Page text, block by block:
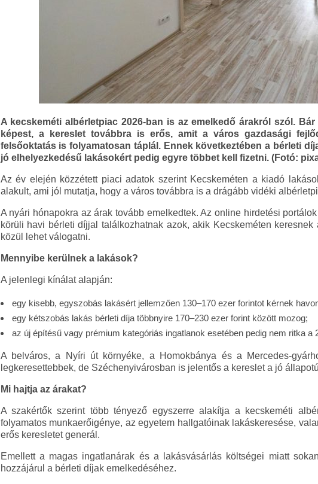
A kecskeméti albérletpiac 2026-ban is az emelkedő árakról szól.
képest, a kereslet továbbra is erős, amit a város gazdasági
felsőoktatás is folyamatosan táplál. Ennek következtében a bérleti
jó elhelyezkedésű lakásokért pedig egyre többet kell fizetni. (Fotó:
Az év elején közzétett piaci adatok szerint Kecskeméten a kiadó
alakult, ami jól mutatja, hogy a város továbbra is a drágább vidéki
A nyári hónapokra az árak tovább emelkedtek. Az online hirdetési
körüli havi bérleti díjjal találkozhatnak azok, akik Kecskeméten
közül lehet válogatni.
Mennyibe kerülnek a lakások?
A jelenlegi kínálat alapján:
egy kisebb, egyszobás lakásért jellemzően 130–170 ezer forintot kérnek
egy kétszobás lakás bérleti díja többnyire 170–230 ezer forint között mozog;
az új építésű vagy prémium kategóriás ingatlanok esetében pedig nem ritka a
A belváros, a Nyíri út környéke, a Homokbánya és a Mercedes-
legkeresettebbek, de Széchenyivárosban is jelentős a kereslet a jó
Mi hajtja az árakat?
A szakértők szerint több tényező egyszerre alakítja a kecskeméti
folyamatos munkaerőigénye, az egyetem hallgatóinak lakáskeresése,
erős keresletet generál.
Emellett a magas ingatlanárak és a lakásvásárlás költségei miatt
hozzájárul a bérleti díjak emelkedéséhez.